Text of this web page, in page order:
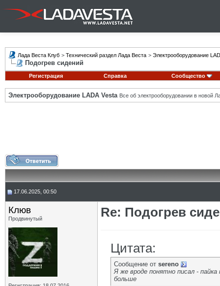
Лада Веста Клуб > Технический раздел Лада Веста > Электрооборудование
Подогрев сидений
Регистрация Справка Сообщество
Электрооборудование LADA Vesta Все об электрооборудовании в новой
17.06.2025, 00:50
Клюв
Продвинутый Re: Подогрев
Цитата:
Сообщение от sereno
Я же вроде понятно писал -
больше